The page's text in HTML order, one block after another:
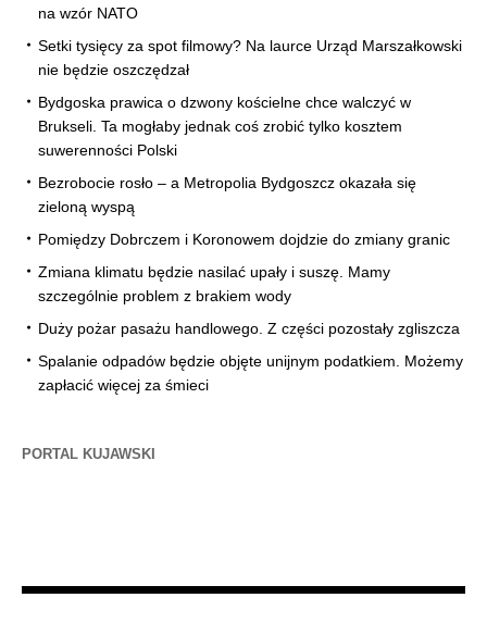
na wzór NATO
Setki tysięcy za spot filmowy? Na laurce Urząd Marszałkowski
nie będzie oszczędzał
Bydgoska prawica o dzwony kościelne chce walczyć w
Brukseli. Ta mogłaby jednak coś zrobić tylko kosztem
suwerenności Polski
Bezrobocie rosło – a Metropolia Bydgoszcz okazała się
zieloną wyspą
Pomiędzy Dobrczem i Koronowem dojdzie do zmiany granic
Zmiana klimatu będzie nasilać upały i suszę. Mamy
szczególnie problem z brakiem wody
Duży pożar pasażu handlowego. Z części pozostały zgliszcza
Spalanie odpadów będzie objęte unijnym podatkiem. Możemy
zapłacić więcej za śmieci
PORTAL KUJAWSKI